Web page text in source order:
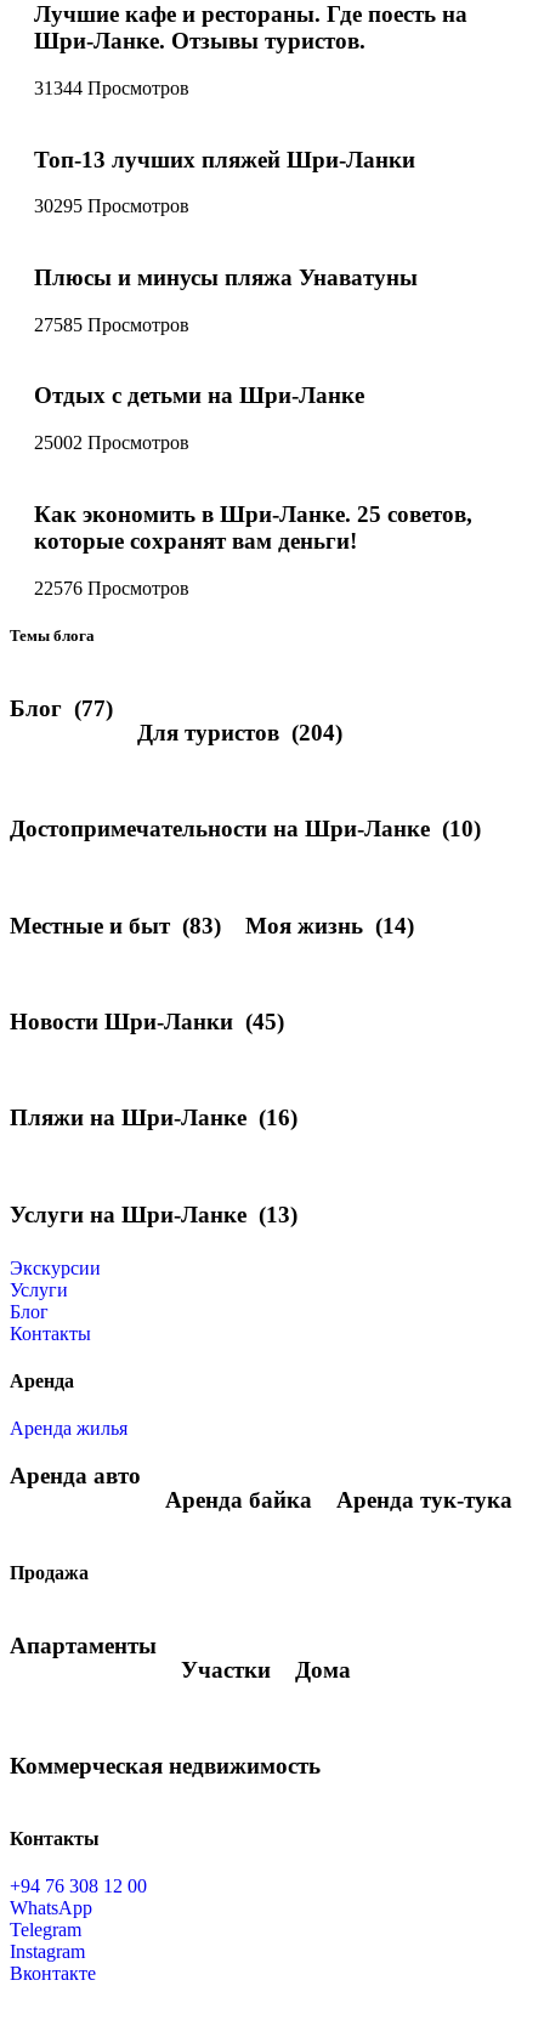
Лучшие кафе и рестораны. Где поесть на
Шри-Ланке. Отзывы туристов.
31344 Просмотров
Топ-13 лучших пляжей Шри-Ланки
30295 Просмотров
Плюсы и минусы пляжа Унаватуны
27585 Просмотров
Отдых с детьми на Шри-Ланке
25002 Просмотров
Как экономить в Шри-Ланке. 25 советов,
которые сохранят вам деньги!
22576 Просмотров
Темы блога
Блог (77)
Для туристов (204)
Достопримечательности на Шри-Ланке (10)
Местные и быт (83) Моя жизнь (14)
Новости Шри-Ланки (45)
Пляжи на Шри-Ланке (16)
Услуги на Шри-Ланке (13)
Экскурсии
Услуги
Блог
Контакты
Аренда
Аренда жилья
Аренда авто
Аренда байка
Аренда тук-тука
Продажа
Апартаменты
Участки
Дома
Коммерческая недвижимость
Контакты
+94 76 308 12 00
WhatsApp
Telegram
Instagram
Вконтакте